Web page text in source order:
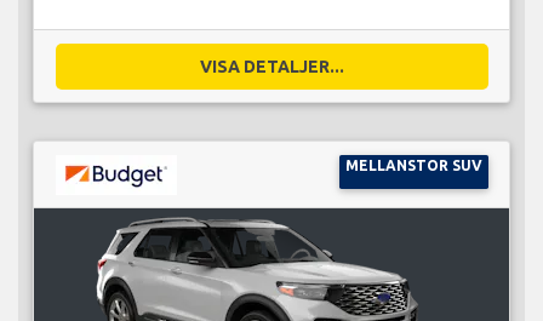
VISA DETALJER...
MELLANSTOR SUV